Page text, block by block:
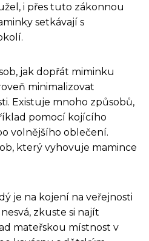
i přes tuto zákonnou
setkávají s
jak dopřát miminku
minimalizovat
Existuje mnoho způsobů,
pomocí kojícího
volnějšího oblečení.
který vyhovuje mamince
je na kojení na veřejnosti
zkuste si najít
mateřskou místnost v